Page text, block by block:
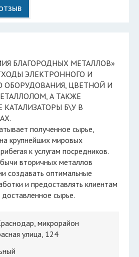
ЭЛЕКТРОННОГО И
ОБОРУДОВАНИЯ, ЦВЕТНОЙ И
А ТАКЖЕ
Б\У В
полученное сырье,
крупнейших мировых
к услугам посредников.
вторичных металлов
создавать оптимальные
и предоставлять клиентам
сырье.
микрорайон
улица, 124